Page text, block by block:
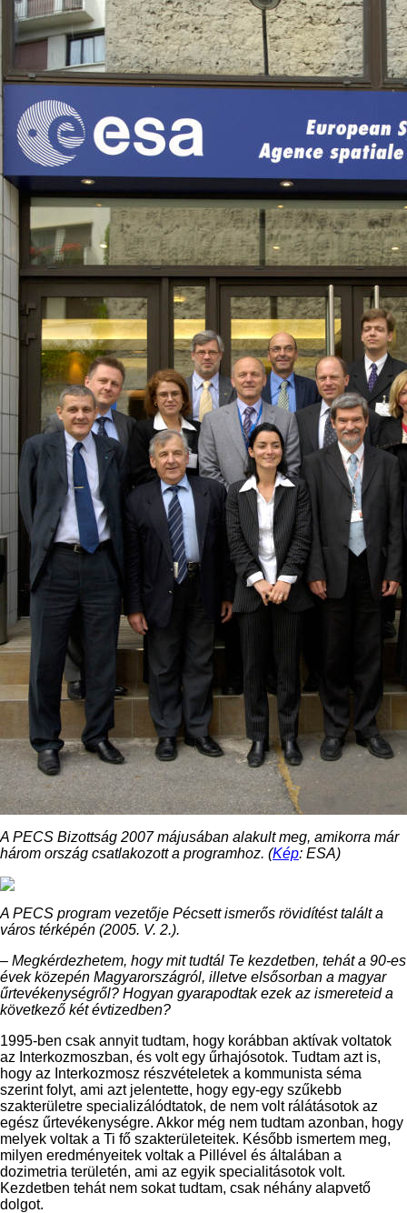
A PECS Bizottság 2007 májusában alakult meg, amikorra már
három ország csatlakozott a programhoz. (Kép: ESA)
A PECS program vezetője Pécsett ismerős rövidítést talált a
város térképén (2005. V. 2.).
– Megkérdezhetem, hogy mit tudtál Te kezdetben, tehát a 90-es
évek közepén Magyarországról, illetve elsősorban a magyar
űrtevékenységről? Hogyan gyarapodtak ezek az ismereteid a
következő két évtizedben?
1995-ben csak annyit tudtam, hogy korábban aktívak voltatok
az Interkozmoszban, és volt egy űrhajósotok. Tudtam azt is,
hogy az Interkozmosz részvételetek a kommunista séma
szerint folyt, ami azt jelentette, hogy egy-egy szűkebb
szakterületre specializálódtatok, de nem volt rálátásotok az
egész űrtevékenységre. Akkor még nem tudtam azonban, hogy
melyek voltak a Ti fő szakterületeitek. Később ismertem meg,
milyen eredményeitek voltak a Pillével és általában a
dozimetria területén, ami az egyik specialitásotok volt.
Kezdetben tehát nem sokat tudtam, csak néhány alapvető
dolgot.